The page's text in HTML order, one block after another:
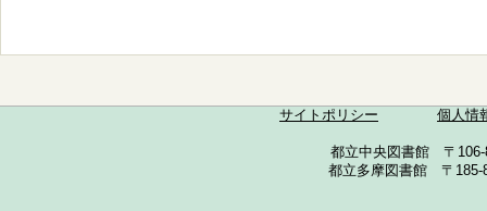
サイトポリシー 個人情
都立中央図書館 〒
都立多摩図書館 〒185-